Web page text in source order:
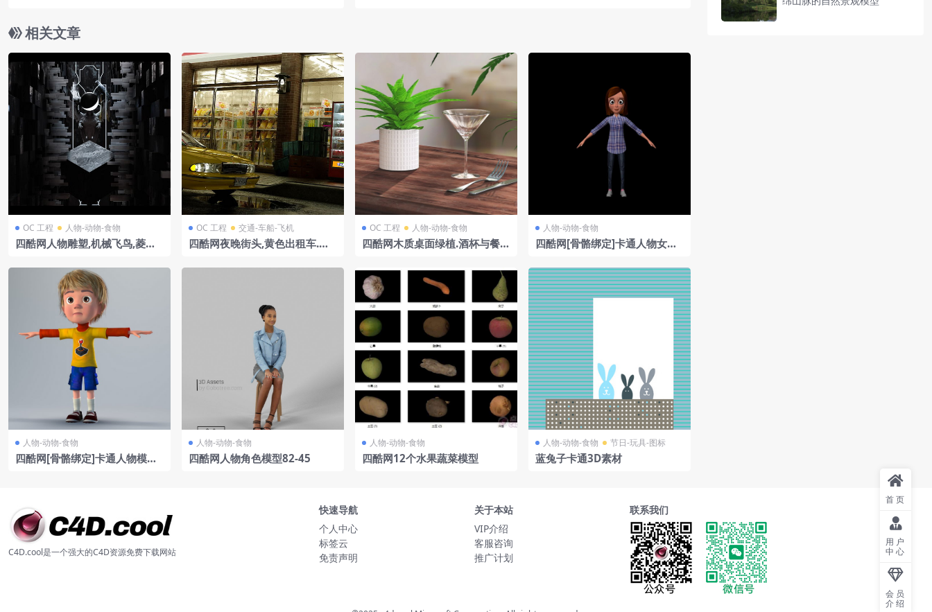
相关文章
OC 工程 人物-动物-食物
四酷网人物雕塑,机械飞鸟,菱形
OC 工程 交通-车船-飞机
四酷网夜晚街头,黄色出租车.便
OC 工程 人物-动物-食物
四酷网木质桌面绿植.酒杯与餐具
人物-动物-食物
四酷网[骨骼绑定]卡通人物女人
人物-动物-食物
四酷网[骨骼绑定]卡通人物模型
人物-动物-食物
四酷网人物角色模型82-45
人物-动物-食物
四酷网12个水果蔬菜模型
人物-动物-食物 节日-玩具-图标
蓝兔子卡通3D素材
C4D.cool是一个强大的C4D资源免费下载网站
快速导航
个人中心
标签云
免责声明
关于本站
VIP介绍
客服咨询
推广计划
联系我们
首页
用户
中心
会员
介绍